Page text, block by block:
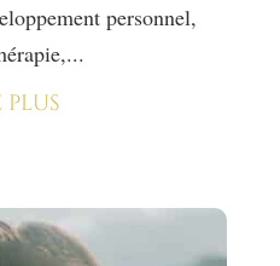
personnel,